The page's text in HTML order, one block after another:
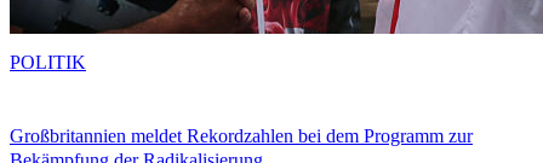
Großbritannien meldet Rekordzahlen bei dem Programm zur
POLITIK